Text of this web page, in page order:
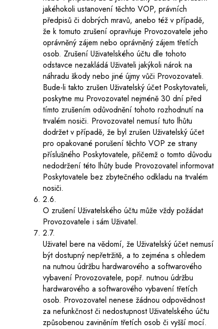
jakéhokoli ustanovení těchto VOP, právních
předpisů či dobrých mravů, anebo též v případě,
že k tomuto zrušení opravňuje Provozovatele jeho
oprávněný zájem nebo oprávněný zájem třetích
osob. Zrušení Uživatelského účtu dle tohoto
odstavce nezakládá Uživateli jakýkoli nárok na
náhradu škody nebo jiné újmy vůči Provozovateli.
Bude-li takto zrušen Uživatelský účet Poskytovateli,
poskytne mu Provozovatel nejméně 30 dní před
tímto zrušením odůvodnění tohoto rozhodnutí na
trvalém nosiči. Provozovatel nemusí tuto lhůtu
dodržet v případě, že byl zrušen Uživatelský účet
pro opakované porušení těchto VOP ze strany
příslušného Poskytovatele, přičemž o tomto důvodu
nedodržení této lhůty bude Provozovatel informovat
Poskytovatele bez zbytečného odkladu na trvalém
nosiči.
2.6.
O zrušení Uživatelského účtu může vždy požádat
Provozovatele i sám Uživatel.
2.7.
Uživatel bere na vědomí, že Uživatelský účet nemusí
být dostupný nepřetržitě, a to zejména s ohledem
na nutnou údržbu hardwarového a softwarového
vybavení Provozovatele, popř. nutnou údržbu
hardwarového a softwarového vybavení třetích
osob. Provozovatel nenese žádnou odpovědnost
za nefunkčnost či nedostupnost Uživatelského účtu
způsobenou zaviněním třetích osob či vyšší mocí.